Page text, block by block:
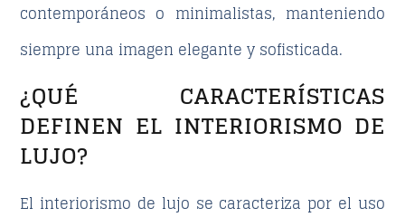
contemporáneos o minimalistas, manteniendo
siempre una imagen elegante y sofisticada.
¿QUÉ CARACTERÍSTICAS
DEFINEN EL INTERIORISMO DE
LUJO?
El interiorismo de lujo se caracteriza por el uso